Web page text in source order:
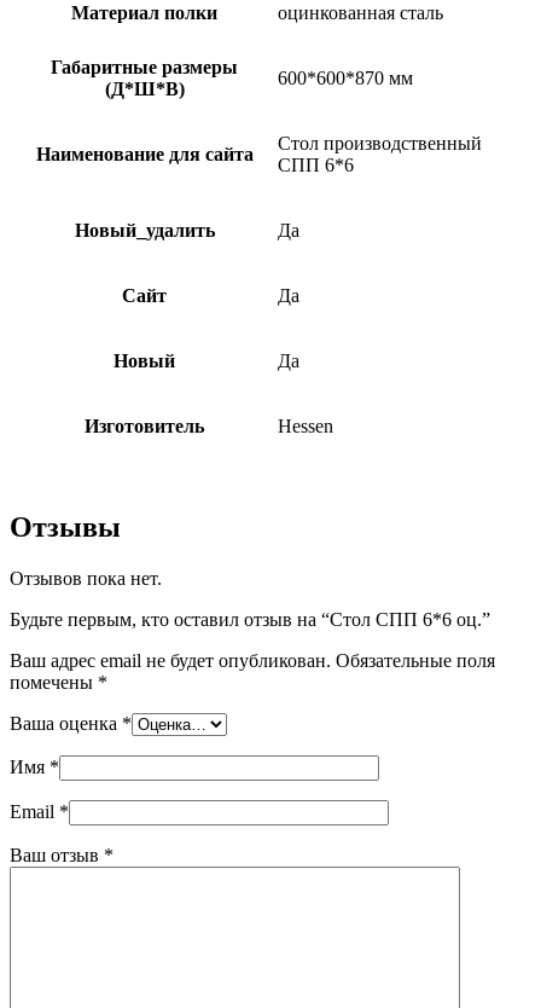
Материал полки оцинкованная сталь
Габаритные размеры
(Д*Ш*В)
600*600*870 мм
Наименование для сайта
Стол производственный
СПП 6*6
Новый_удалить Да
Сайт Да
Новый Да
Изготовитель Hessen
Отзывы
Отзывов пока нет.
Будьте первым, кто оставил отзыв на “Стол СПП 6*6 оц.”
Ваш адрес email не будет опубликован. Обязательные поля
помечены *
Ваша оценка *
Имя *
Email *
Ваш отзыв *